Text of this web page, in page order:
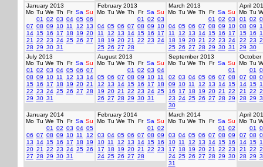
January 2013
Mo Tu We Th Fr Sa Su
01
02 03 04 05 06
07 08 09 10 11 12
13
14 15 16 17 18 19 20
21
22 23 24 25 26 27
28 29 30 31
February 2013
Mo Tu We Th Fr Sa Su
01
02 03
04 05 06 07 08 09
10
11
12 13 14 15 16
17
18
19 20 21 22 23 24
25 26 27 28
March 2013
Mo Tu We Th Fr Sa Su
01
02 03
04 05 06 07 08 09
10
11
12 13 14 15 16
17
18
19 20 21 22 23 24
25 26 27 28 29 30 31
April
Mo Tu
01
02
08 09
15 16
22 23
29 30
July 2013
Mo Tu We Th Fr Sa Su
01
02 03 04 05 06 07
08 09 10 11 12 13
14
15 16 17 18 19 20 21
22 23 24 25 26 27 28
29 30 31
August 2013
Mo Tu We Th Fr Sa Su
01
02 03 04
05 06 07 08 09 10 11
12
13 14 15 16 17
18
19 20 21 22 23 24 25
26 27 28 29 30 31
September 2013
Mo Tu We Th Fr Sa Su
01
02 03 04 05 06 07 08
09
10 11 12 13 14 15
16
17 18 19 20 21
22
23 24 25 26 27 28 29
30
October
Mo Tu
01
07 08
14 15
21
22
28 29
January 2014
Mo Tu We Th Fr Sa Su
01
02 03 04 05
06 07 08 09 10 11
12
13
14 15 16 17 18
19
20 21 22 23 24 25 26
27 28 29 30 31
February 2014
Mo Tu We Th Fr Sa Su
01
02
03 04 05 06 07 08 09
10 11 12 13 14 15 16
17
18 19 20 21 22 23
24 25 26 27 28
March 2014
Mo Tu We Th Fr Sa Su
01
02
03 04 05 06 07 08 09
10 11 12 13 14 15 16
17
18 19 20 21 22 23
24 25 26 27 28 29 30
31
April
Mo Tu
01
07 08
14 15
21
22
28 29